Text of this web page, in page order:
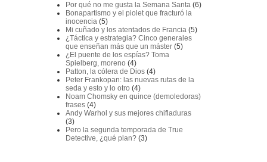
Por qué no me gusta la Semana Santa (6)
Bonapartismo y el piolet que fracturó la
inocencia (5)
Mi cuñado y los atentados de Francia (5)
¿Táctica y estrategia? Cinco generales
que enseñan más que un máster (5)
¿El puente de los espías? Toma
Spielberg, moreno (4)
Patton, la cólera de Dios (4)
Peter Frankopan: las nuevas rutas de la
seda y esto y lo otro (4)
Noam Chomsky en quince (demoledoras)
frases (4)
Andy Warhol y sus mejores chifladuras
(3)
Pero la segunda temporada de True
Detective, ¿qué plan? (3)